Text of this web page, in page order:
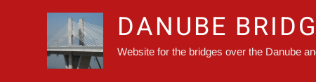
DANUBE
Website for the bridges over the Danube